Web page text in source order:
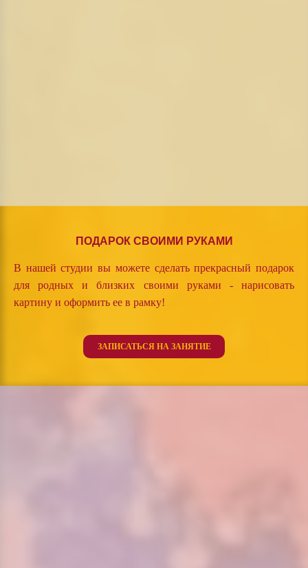
ПОДАРОК СВОИМИ РУКАМИ
В нашей студии вы можете сделать прекрасный подарок
для родных и близких своими руками - нарисовать
картину и оформить ее в рамку!
ЗАПИСАТЬСЯ НА ЗАНЯТИЕ